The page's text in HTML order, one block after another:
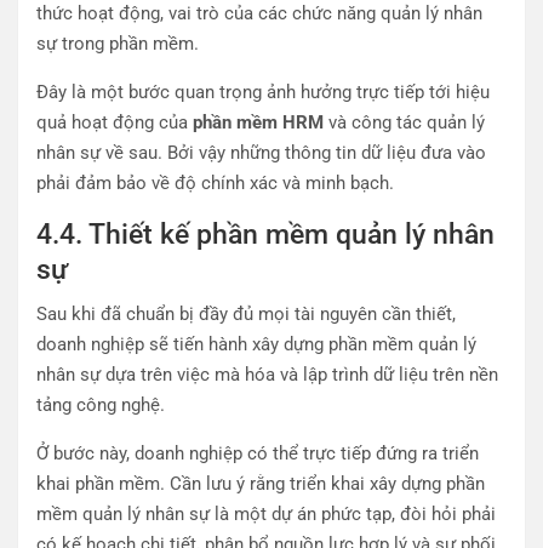
thức hoạt động, vai trò của các chức năng quản lý nhân
sự trong phần mềm.
Đây là một bước quan trọng ảnh hưởng trực tiếp tới hiệu
quả hoạt động của phần mềm HRM và công tác quản lý
nhân sự về sau. Bởi vậy những thông tin dữ liệu đưa vào
phải đảm bảo về độ chính xác và minh bạch.
4.4. Thiết kế phần mềm quản lý nhân
sự
Sau khi đã chuẩn bị đầy đủ mọi tài nguyên cần thiết,
doanh nghiệp sẽ tiến hành xây dựng phần mềm quản lý
nhân sự dựa trên việc mà hóa và lập trình dữ liệu trên nền
tảng công nghệ.
Ở bước này, doanh nghiệp có thể trực tiếp đứng ra triển
khai phần mềm. Cần lưu ý rằng triển khai xây dựng phần
mềm quản lý nhân sự là một dự án phức tạp, đòi hỏi phải